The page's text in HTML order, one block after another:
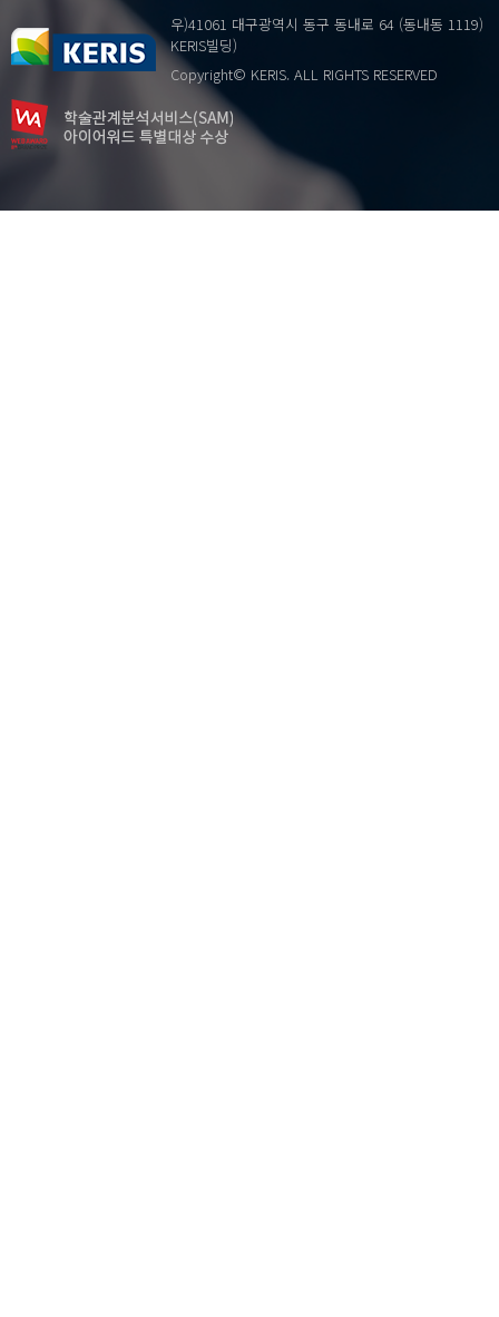
당구
스트로크
안드레세라노
우)41061 대구광역시 동구 동내로 64 (동내동 1119)
KERIS빌딩)
Copyright© KERIS. ALL RIGHTS RESERVED